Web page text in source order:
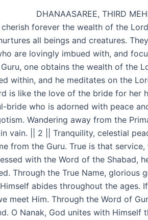
DHANAASAREE, THIRD
forever the wealth of the
all beings and creatures.
are lovingly imbued with, and
one obtains the wealth of the
within, and he meditates on the
is like the love of the bride for her
bride who is adorned with peace
Wandering away from the
vain. || 2 || Tranquility, celestial
from the Guru. True is that
with the Word of the Shabad,
Through the True Name, glorious
abides throughout the ages.
meet Him. Through the Word of
O Nanak, God unites with Himself